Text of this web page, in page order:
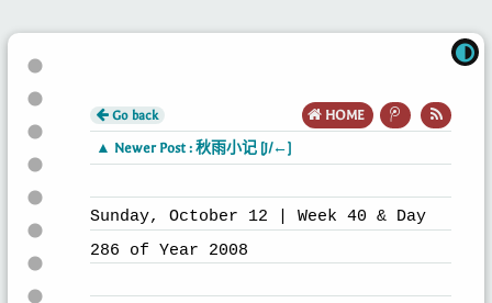
HOME
Go back
▲ Newer Post : 秋雨小记 [J/←]
Sunday, October 12 | Week 40 & Day
286 of Year 2008